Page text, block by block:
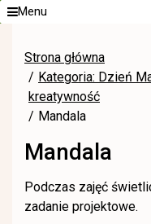
Menu
Strona główna
Kategoria: Dzień
kreatywność
Mandala
Mandala
Podczas zajęć
zadanie projektowe.